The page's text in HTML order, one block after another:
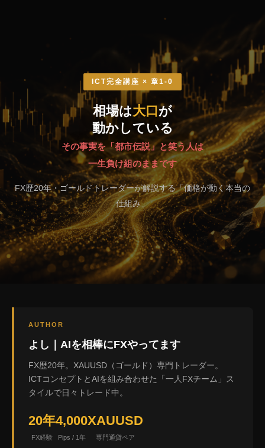
ICT完全講座 × 章1-0
相場は大口が
動かしている
その事実を「都市伝説」と笑う人は
一生負け組のままです
FX歴20年・ゴールドトレーダーが解説する「価格が動く本当の
仕組み」
AUTHOR
よし｜AIを相棒にFXやってます
FX歴20年。XAUUSD（ゴールド）専門トレーダー。
ICTコンセプトとAIを組み合わせた「一人FXチーム」ス
タイルで日々トレード中。
20年
FX経験
4,000
Pips / 1年
XAUUSD
専門通貨ペア